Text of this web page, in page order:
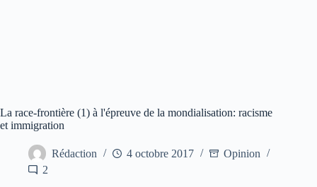
La race-frontière (1) à l'épreuve de la mondialisation: racisme
et immigration
Rédaction 4 octobre 2017
Opinion
2